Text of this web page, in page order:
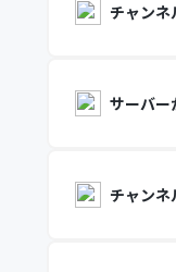
チャンネ
サーバー
チャンネ